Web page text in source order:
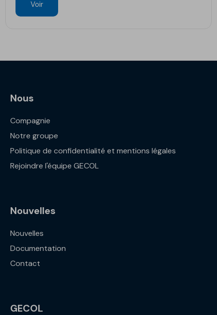
Voir
Nous
Compagnie
Notre groupe
Politique de confidentialité et mentions légales
Rejoindre l'équipe GECOL
Nouvelles
Nouvelles
Documentation
Contact
GECOL